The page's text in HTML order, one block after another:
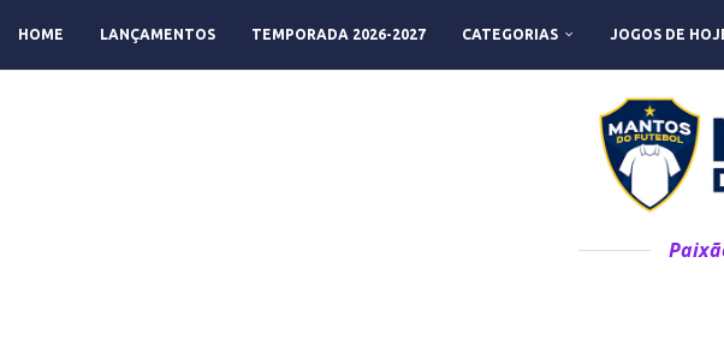
HOME LANÇAMENTOS TEMPORADA 2026-2027 CATEGORIAS JOGOS DE